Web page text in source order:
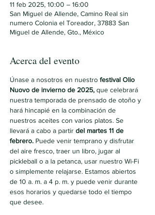
11 feb 2025, 10:00 – 16:00
San Miguel de Allende, Camino Real sin
numero Colonia el Toreador, 37883 San
Miguel de Allende, Gto., México
Acerca del evento
Únase a nosotros en nuestro festival Olio
Nuovo de invierno de 2025, que celebrará
nuestra temporada de prensado de otoño y
hará hincapié en la combinación de
nuestros aceites con varios platos. Se
llevará a cabo a partir del martes 11 de
febrero. Puede venir temprano y disfrutar
del aire fresco, traer un libro, jugar al
pickleball o a la petanca, usar nuestro Wi-Fi
o simplemente relajarse. Estamos abiertos
de 10 a. m. a 4 p. m. y puede venir durante
esos horarios y quedarse todo el tiempo
que desee.